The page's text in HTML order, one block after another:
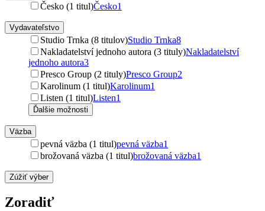
Česko (1 titul)Česko1
Vydavateľstvo
Studio Trnka (8 titulov)Studio Trnka8
Nakladatelství jednoho autora (3 tituly)Nakladatelství
jednoho autora3
Presco Group (2 tituly)Presco Group2
Karolinum (1 titul)Karolinum1
Listen (1 titul)Listen1
Ďalšie možnosti
Väzba
pevná väzba (1 titul)pevná väzba1
brožovaná väzba (1 titul)brožovaná väzba1
Zúžiť výber
Zoradiť